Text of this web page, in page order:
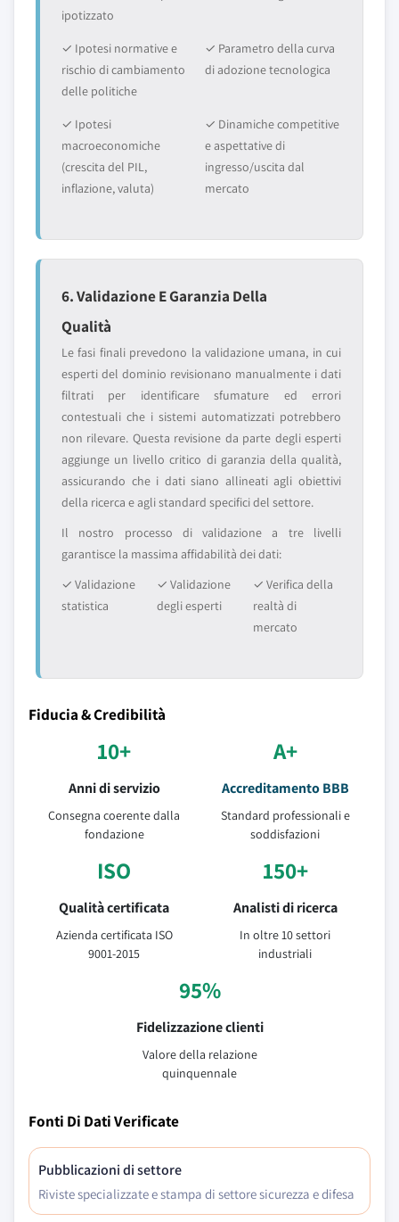
ipotizzato
✓ Ipotesi normative e
rischio di cambiamento
delle politiche
✓ Parametro della curva
di adozione tecnologica
✓ Ipotesi
macroeconomiche
(crescita del PIL,
inflazione, valuta)
✓ Dinamiche competitive
e aspettative di
ingresso/uscita dal
mercato
6. Validazione E Garanzia Della
Qualità
Le fasi finali prevedono la validazione umana, in cui
esperti del dominio revisionano manualmente i dati
filtrati per identificare sfumature ed errori
contestuali che i sistemi automatizzati potrebbero
non rilevare. Questa revisione da parte degli esperti
aggiunge un livello critico di garanzia della qualità,
assicurando che i dati siano allineati agli obiettivi
della ricerca e agli standard specifici del settore.
Il nostro processo di validazione a tre livelli
garantisce la massima affidabilità dei dati:
✓ Validazione
statistica
✓ Validazione
degli esperti
✓ Verifica della
realtà di
mercato
Fiducia & Credibilità
10+
Anni di servizio
Consegna coerente dalla
fondazione
A+
Accreditamento BBB
Standard professionali e
soddisfazioni
ISO
Qualità certificata
Azienda certificata ISO
9001-2015
150+
Analisti di ricerca
In oltre 10 settori
industriali
95%
Fidelizzazione clienti
Valore della relazione
quinquennale
Fonti Di Dati Verificate
Pubblicazioni di settore
Riviste specializzate e stampa di settore sicurezza e difesa